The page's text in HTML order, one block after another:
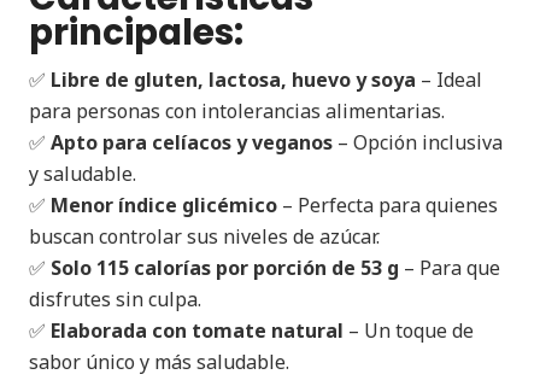
principales:
✅ Libre de gluten, lactosa, huevo y soya – Ideal
para personas con intolerancias alimentarias.
✅ Apto para celíacos y veganos – Opción inclusiva
y saludable.
✅ Menor índice glicémico – Perfecta para quienes
buscan controlar sus niveles de azúcar.
✅ Solo 115 calorías por porción de 53 g – Para que
disfrutes sin culpa.
✅ Elaborada con tomate natural – Un toque de
sabor único y más saludable.